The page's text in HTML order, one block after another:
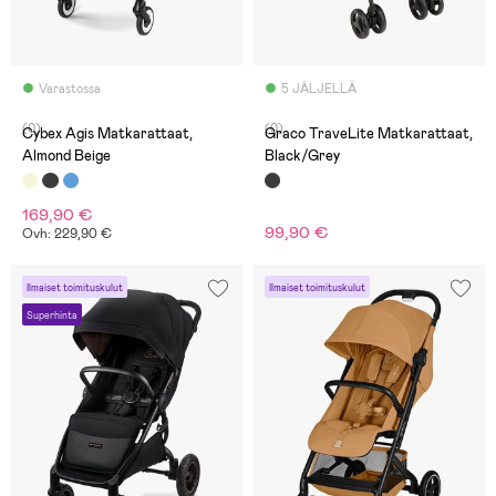
Varastossa
(0)
Cybex Agis Matkarattaat,
Almond Beige
169,90 €
Ovh: 229,90 €
5 JÄLJELLÄ
(0)
Graco TraveLite Matkarattaat,
Black/Grey
99,90 €
Ilmaiset toimituskulut
Superhinta
Ilmaiset toimituskulut